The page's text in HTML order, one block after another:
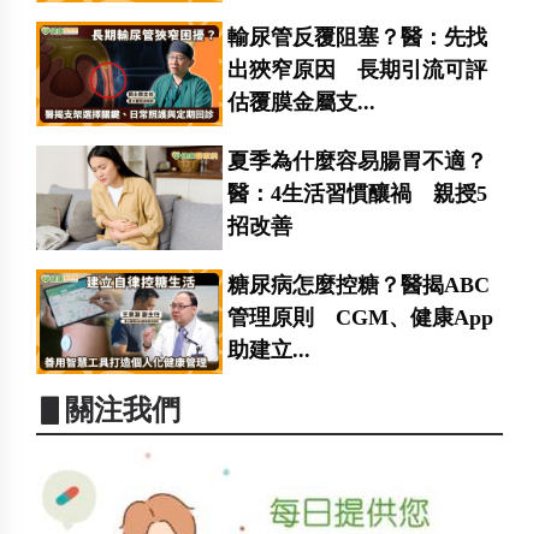
輸尿管反覆阻塞？醫：先找
出狹窄原因 長期引流可評
估覆膜金屬支...
夏季為什麼容易腸胃不適？
醫：4生活習慣釀禍 親授5
招改善
糖尿病怎麼控糖？醫揭ABC
管理原則 CGM、健康App
助建立...
▋關注我們